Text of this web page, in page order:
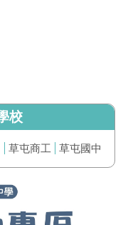
校
草屯商工 草屯國中